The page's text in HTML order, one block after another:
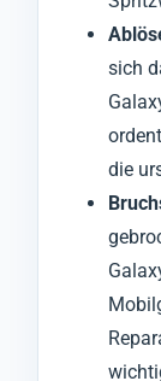
sich
die